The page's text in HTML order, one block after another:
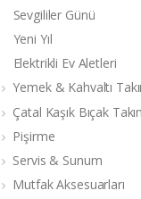
Sevgililer Günü
Yeni Yıl
Elektrikli Ev Aletleri
Yemek & Kahvaltı
Çatal Kaşık Bıçak
Pişirme
Servis & Sunum
Mutfak Aksesuarları